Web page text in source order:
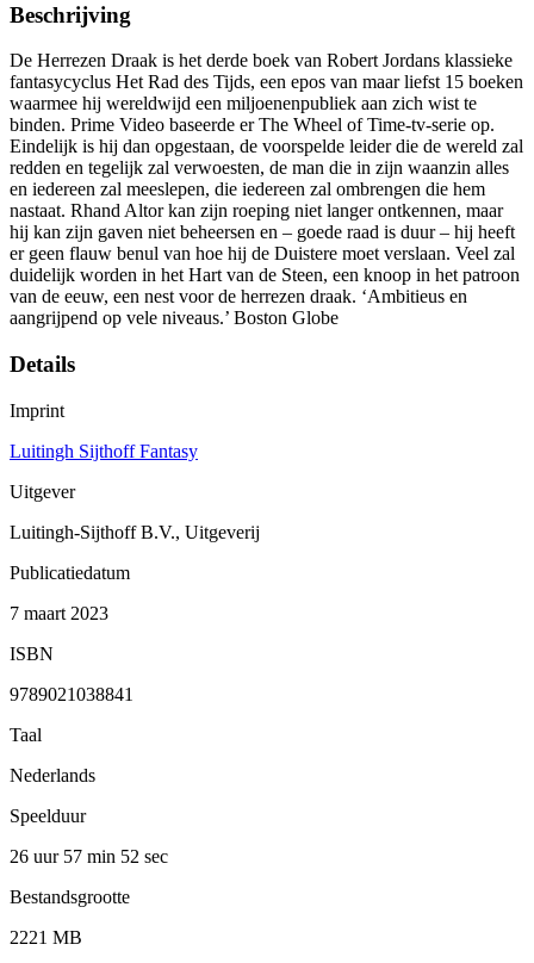
Beschrijving
De Herrezen Draak is het derde boek van Robert Jordans klassieke
fantasycyclus Het Rad des Tijds, een epos van maar liefst 15 boeken
waarmee hij wereldwijd een miljoenenpubliek aan zich wist te
binden. Prime Video baseerde er The Wheel of Time-tv-serie op.
Eindelijk is hij dan opgestaan, de voorspelde leider die de wereld zal
redden en tegelijk zal verwoesten, de man die in zijn waanzin alles
en iedereen zal meeslepen, die iedereen zal ombrengen die hem
nastaat. Rhand Altor kan zijn roeping niet langer ontkennen, maar
hij kan zijn gaven niet beheersen en – goede raad is duur – hij heeft
er geen flauw benul van hoe hij de Duistere moet verslaan. Veel zal
duidelijk worden in het Hart van de Steen, een knoop in het patroon
van de eeuw, een nest voor de herrezen draak. ‘Ambitieus en
aangrijpend op vele niveaus.’ Boston Globe
Details
Imprint
Luitingh Sijthoff Fantasy
Uitgever
Luitingh-Sijthoff B.V., Uitgeverij
Publicatiedatum
7 maart 2023
ISBN
9789021038841
Taal
Nederlands
Speelduur
26 uur 57 min 52 sec
Bestandsgrootte
2221 MB